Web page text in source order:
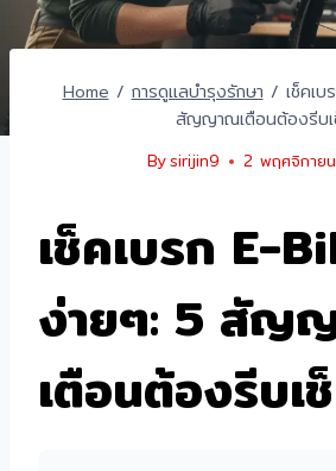
Home / การดูแลบำรุงรักษา / เช็คเ
สัญญาณเตือนต้องรีบเ
Bysirijin9 2 พฤศจิกาย
เช็คเบรก E-
ง่ายๆ: 5 สัญ
เตือนต้องรีบเ